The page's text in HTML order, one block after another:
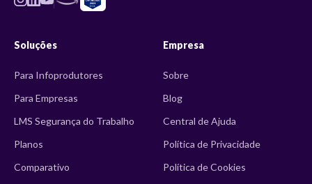
Soluções
Para Infoprodutores
Para Empresas
LMS Segurança do Trabalho
Planos
Comparativo
Empresa
Sobre
Blog
Central de Ajuda
Política de Privacidade
Política de Cookies